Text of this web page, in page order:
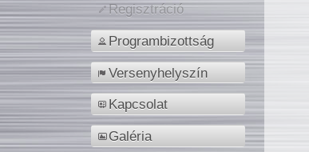
Regisztráció
Programbizottság
Versenyhelyszín
Kapcsolat
Galéria